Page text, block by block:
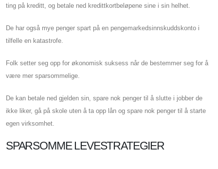
ting på kreditt, og betale ned kredittkortbeløpene sine i sin helhet.
De har også mye penger spart på en pengemarkedsinnskuddskonto i
tilfelle en katastrofe.
Folk setter seg opp for økonomisk suksess når de bestemmer seg for å
være mer sparsommelige.
De kan betale ned gjelden sin, spare nok penger til å slutte i jobber de
ikke liker, gå på skole uten å ta opp lån og spare nok penger til å starte
egen virksomhet.
SPARSOMME LEVESTRATEGIER